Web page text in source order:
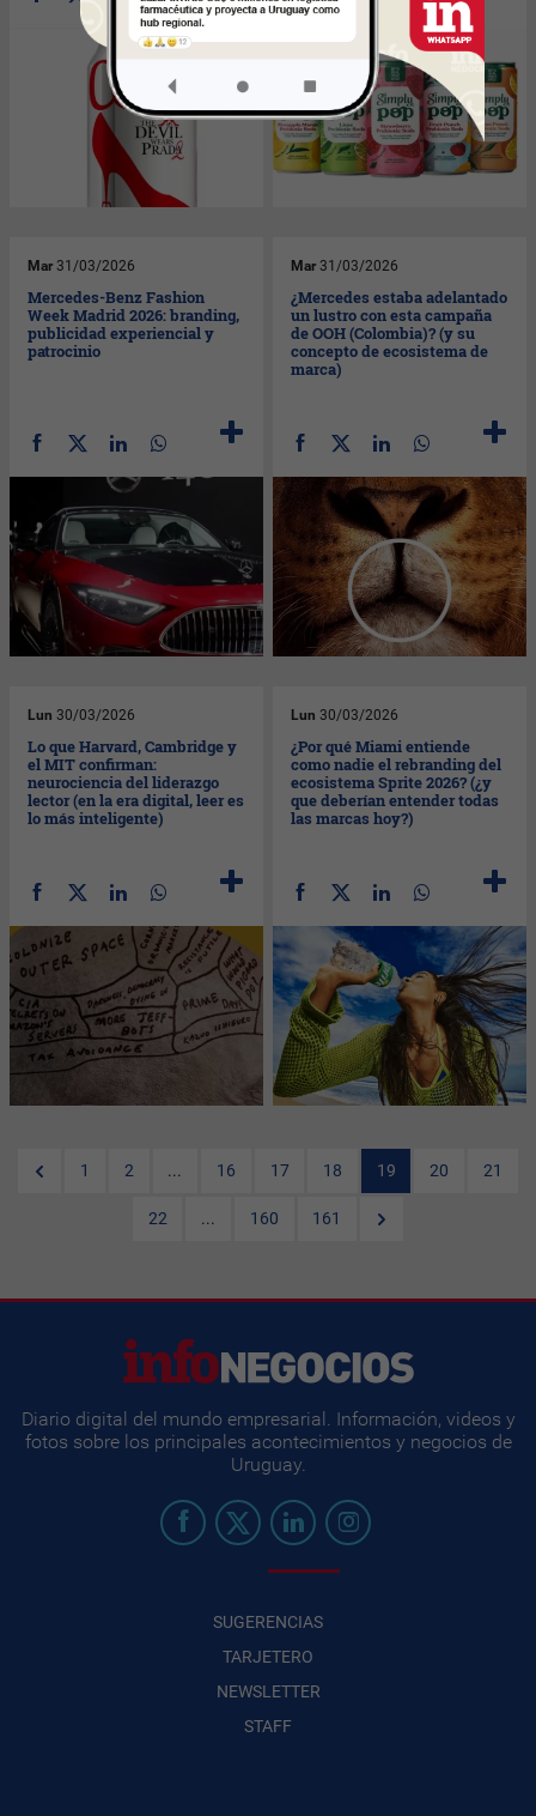
Mar 31/03/2026
Mercedes-Benz Fashion
Week Madrid 2026: branding,
publicidad experiencial y
patrocinio
Mar 31/03/2026
¿Mercedes estaba adelantado
un lustro con esta campaña
de OOH (Colombia)? (y su
concepto de ecosistema de
marca)
Lun 30/03/2026
Lo que Harvard, Cambridge y
el MIT confirman:
neurociencia del liderazgo
lector (en la era digital, leer es
lo más inteligente)
Lun 30/03/2026
¿Por qué Miami entiende
como nadie el rebranding del
ecosistema Sprite 2026? (¿y
que deberían entender todas
las marcas hoy?)
1 2 ... 16 17 18 19 20 21
22 ... 160 161
Diario digital del mundo empresarial. Información, videos y
fotos sobre los principales acontecimientos y negocios de
Uruguay.
SUGERENCIAS
TARJETERO
NEWSLETTER
STAFF